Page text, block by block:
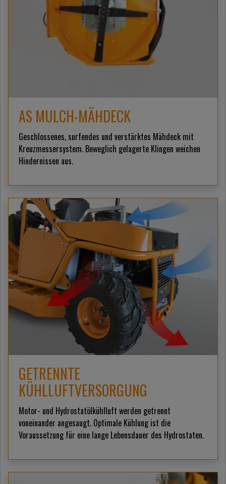
AS MULCH-MÄHDECK
Geschlossenes, surfendes und verstärktes Mähdeck mit
Kreuzmessersystem. Beweglich gelagerte Klingen weichen
Hindernissen aus.
GETRENNTE
KÜHLLUFTVERSORGUNG
Motor- und Hydrostatölkühlluft werden getrennt
voneinander angesaugt. Optimale Kühlung ist die
Voraussetzung für eine lange Lebensdauer des Hydrostaten.